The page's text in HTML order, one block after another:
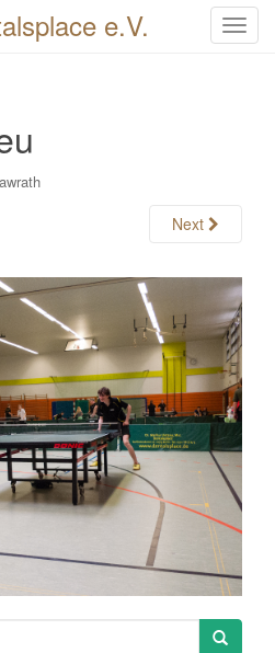
T
g
a
t
i
o
n
e.V.
Next